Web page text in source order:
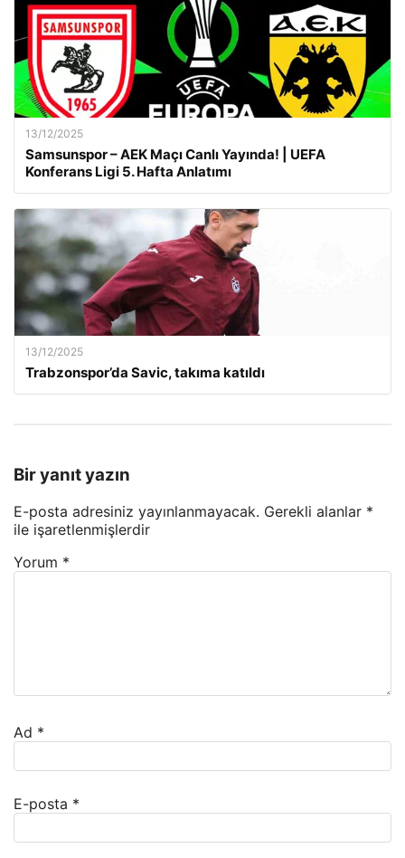
13/12/2025
Samsunspor – AEK Maçı Canlı Yayında! | UEFA
Konferans Ligi 5. Hafta Anlatımı
13/12/2025
Trabzonspor’da Savic, takıma katıldı
Bir yanıt yazın
E-posta adresiniz yayınlanmayacak. Gerekli alanlar *
ile işaretlenmişlerdir
Yorum *
Ad *
E-posta *